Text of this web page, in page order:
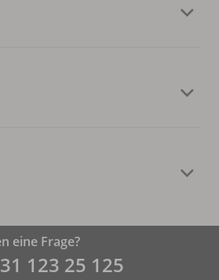
eine Frage?
­123 25 125